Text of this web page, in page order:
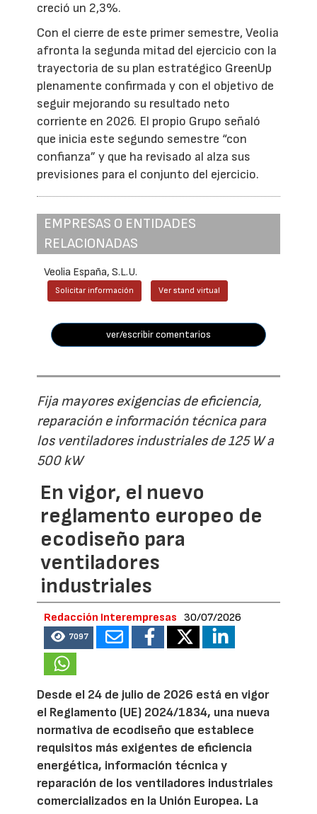
creció un 2,3%.
Con el cierre de este primer semestre, Veolia
afronta la segunda mitad del ejercicio con la
trayectoria de su plan estratégico GreenUp
plenamente confirmada y con el objetivo de
seguir mejorando su resultado neto
corriente en 2026. El propio Grupo señaló
que inicia este segundo semestre “con
confianza” y que ha revisado al alza sus
previsiones para el conjunto del ejercicio.
EMPRESAS O ENTIDADES
RELACIONADAS
Veolia España, S.L.U.
Solicitar información Ver stand virtual
ver/escribir comentarios
Fija mayores exigencias de eficiencia,
reparación e información técnica para
los ventiladores industriales de 125 W a
500 kW
En vigor, el nuevo
reglamento europeo de
ecodiseño para
ventiladores
industriales
Redacción Interempresas 30/07/2026
7097
Desde el 24 de julio de 2026 está en vigor
el Reglamento (UE) 2024/1834, una nueva
normativa de ecodiseño que establece
requisitos más exigentes de eficiencia
energética, información técnica y
reparación de los ventiladores industriales
comercializados en la Unión Europea. La